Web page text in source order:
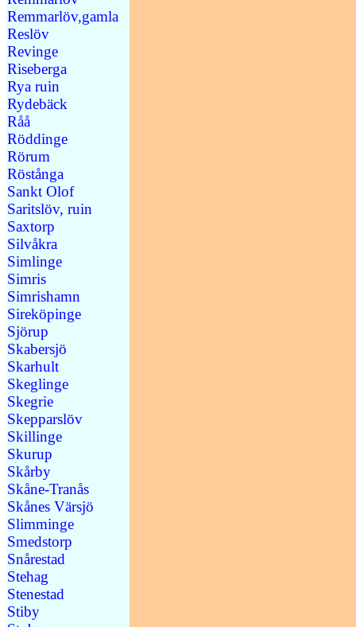
Remmarlöv,gamla
Reslöv
Revinge
Riseberga
Rya ruin
Rydebäck
Råå
Röddinge
Rörum
Röstånga
Sankt Olof
Saritslöv, ruin
Saxtorp
Silvåkra
Simlinge
Simris
Simrishamn
Sireköpinge
Sjörup
Skabersjö
Skarhult
Skeglinge
Skegrie
Skepparslöv
Skillinge
Skurup
Skårby
Skåne-Tranås
Skånes Värsjö
Slimminge
Smedstorp
Snårestad
Stehag
Stenestad
Stiby